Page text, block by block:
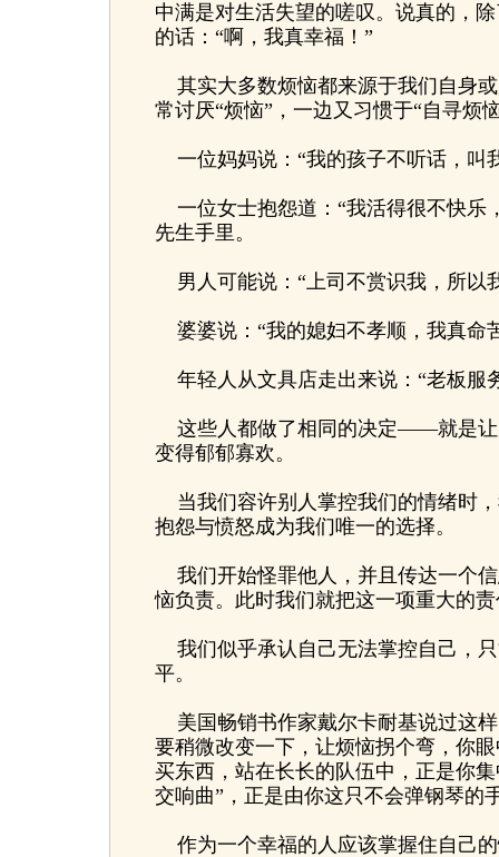
中满是对生活失望的嗟叹。说真的，
的话：“啊，我真幸福！”
其实大多数烦恼都来源于我们自身
常讨厌“烦恼”，一边又习惯于“自寻烦
一位妈妈说：“我的孩子不听话，叫
一位女士抱怨道：“我活得很不快乐
先生手里。
男人可能说：“上司不赏识我，所以
婆婆说：“我的媳妇不孝顺，我真命
年轻人从文具店走出来说：“老板服
这些人都做了相同的决定——就是让
变得郁郁寡欢。
当我们容许别人掌控我们的情绪时
抱怨与愤怒成为我们唯一的选择。
我们开始怪罪他人，并且传达一个
恼负责。此时我们就把这一项重大的
我们似乎承认自己无法掌控自己，
平。
美国畅销书作家戴尔卡耐基说过这
要稍微改变一下，让烦恼拐个弯，你
买东西，站在长长的队伍中，正是你
交响曲”，正是由你这只不会弹钢琴
作为一个幸福的人应该掌握住自己